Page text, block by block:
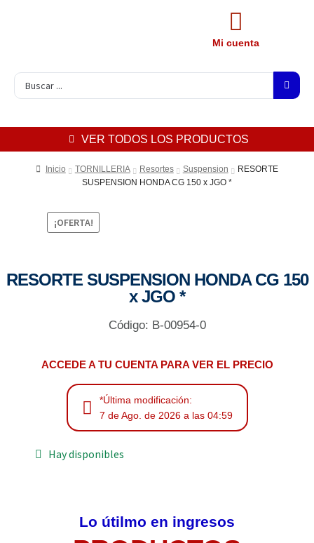
Mi cuenta
VER TODOS LOS PRODUCTOS
Inicio TORNILLERIA Resortes Suspension
RESORTE
SUSPENSION HONDA CG 150 x JGO *
¡OFERTA!
RESORTE SUSPENSION HONDA CG 150
x JGO *
Código: B-00954-0
ACCEDE A TU CUENTA PARA VER EL PRECIO
*Última modificación:
7 de Ago. de 2026 a las 04:59
Hay disponibles
Lo útilmo en ingresos